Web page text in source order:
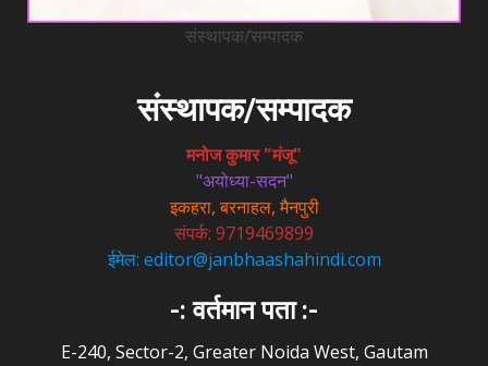
संस्थापक/सम्पादक
संस्थापक/सम्पादक
मनोज कुमार "मंजू"
"अयोध्या-सदन"
इकहरा, बरनाहल, मैनपुरी
संपर्क: 9719469899
ईमेल: editor@janbhaashahindi.com
-: वर्तमान पता :-
E-240, Sector-2, Greater Noida West, Gautam